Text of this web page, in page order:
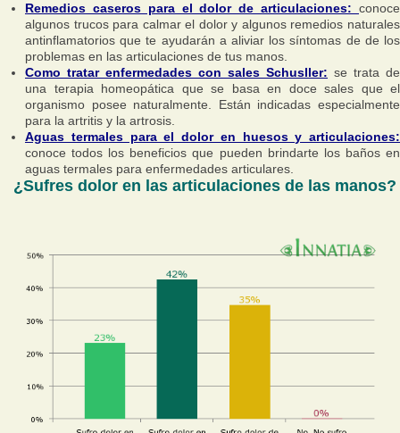
Remedios caseros para el dolor de articulaciones: conoce
algunos trucos para calmar el dolor y algunos remedios naturales
antinflamatorios que te ayudarán a aliviar los síntomas de de los
problemas en las articulaciones de tus manos.
Como tratar enfermedades con sales Schusller: se trata de
una terapia homeopática que se basa en doce sales que el
organismo posee naturalmente. Están indicadas especialmente
para la artritis y la artrosis.
Aguas termales para el dolor en huesos y articulaciones:
conoce todos los beneficios que pueden brindarte los baños en
aguas termales para enfermedades articulares.
¿Sufres dolor en las articulaciones de las manos?